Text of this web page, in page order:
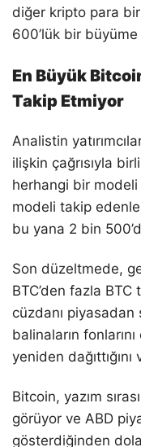
diğer kripto para
600’lük bir
En Büyük
Takip Etmiyor
Analistin
ilişkin çağrısıyla
herhangi bir
modeli takip
bu yana 2 bin
Son düzeltmede,
BTC’den fazla BTC
cüzdanı piyasadan
balinaların
yeniden dağıttığını
Bitcoin, yazım
görüyor ve ABD
gösterdiğinden